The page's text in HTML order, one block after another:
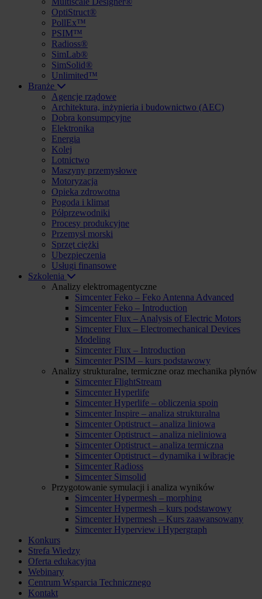
OptiStruct®
PollEx™
PSIM™
Radioss®
SimLab®
SimSolid®
Unlimited™
Branże
Agencje rządowe
Architektura, inżynieria i budownictwo (AEC)
Dobra konsumpcyjne
Elektronika
Energia
Kolej
Lotnictwo
Maszyny przemysłowe
Motoryzacja
Opieka zdrowotna
Pogoda i klimat
Półprzewodniki
Procesy produkcyjne
Przemysł morski
Sprzęt ciężki
Ubezpieczenia
Usługi finansowe
Szkolenia
Analizy elektromagentyczne
Simcenter Feko – Feko Antenna Advanced
Simcenter Feko – Introduction
Simcenter Flux – Analysis of Electric Motors
Simcenter Flux – Electromechanical Devices
Modeling
Simcenter Flux – Introduction
Simcenter PSIM – kurs podstawowy
Analizy strukturalne, termiczne oraz mechanika płynów
Simcenter FlightStream
Simcenter Hyperlife
Simcenter Hyperlife – obliczenia spoin
Simcenter Inspire – analiza strukturalna
Simcenter Optistruct – analiza liniowa
Simcenter Optistruct – analiza nieliniowa
Simcenter Optistruct – analiza termiczna
Simcenter Optistruct – dynamika i wibracje
Simcenter Radioss
Simcenter Simsolid
Przygotowanie symulacji i analiza wyników
Simcenter Hypermesh – morphing
Simcenter Hypermesh – kurs podstawowy
Simcenter Hypermesh – Kurs zaawansowany
Simcenter Hyperview i Hypergraph
Konkurs
Strefa Wiedzy
Oferta edukacyjna
Webinary
Centrum Wsparcia Technicznego
Kontakt